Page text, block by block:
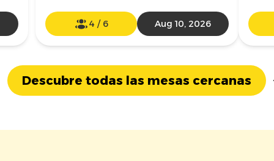
4 / 6 Aug 10, 2026
Descubre todas las mesas cercanas